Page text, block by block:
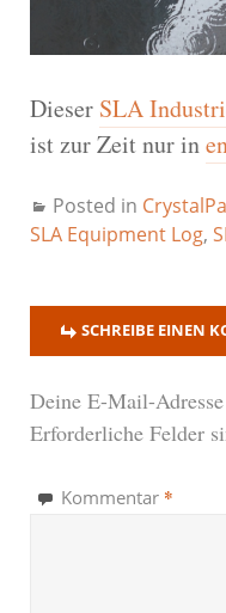
Dieser SLA
ist zur Zeit nur in
Posted in
SLA Equipment Log,
SCHREIBE EINEN
Deine E-Mail-
Erforderliche Felder
Kommentar *